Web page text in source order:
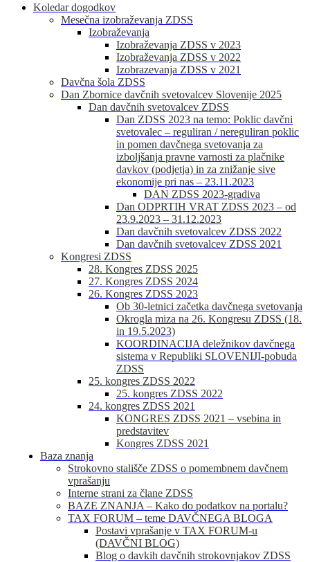
Koledar dogodkov
Mesečna izobraževanja ZDSS
Izobraževanja
Izobraževanja ZDSS v 2023
Izobraževanja ZDSS v 2022
Izobrazevanja ZDSS v 2021
Davčna šola ZDSS
Dan Zbornice davčnih svetovalcev Slovenije 2025
Dan davčnih svetovalcev ZDSS
Dan ZDSS 2023 na temo: Poklic davčni
svetovalec – reguliran / nereguliran poklic
in pomen davčnega svetovanja za
izboljšanja pravne varnosti za plačnike
davkov (podjetja) in za znižanje sive
ekonomije pri nas – 23.11.2023
DAN ZDSS 2023-gradiva
Dan ODPRTIH VRAT ZDSS 2023 – od
23.9.2023 – 31.12.2023
Dan davčnih svetovalcev ZDSS 2022
Dan davčnih svetovalcev ZDSS 2021
Kongresi ZDSS
28. Kongres ZDSS 2025
27. Kongres ZDSS 2024
26. Kongres ZDSS 2023
Ob 30-letnici začetka davčnega svetovanja
Okrogla miza na 26. Kongresu ZDSS (18.
in 19.5.2023)
KOORDINACIJA deležnikov davčnega
sistema v Republiki SLOVENIJI-pobuda
ZDSS
25. kongres ZDSS 2022
25. kongres ZDSS 2022
24. kongres ZDSS 2021
KONGRES ZDSS 2021 – vsebina in
predstavitev
Kongres ZDSS 2021
Baza znanja
Strokovno stališče ZDSS o pomembnem davčnem
vprašanju
Interne strani za člane ZDSS
BAZE ZNANJA – Kako do podatkov na portalu?
TAX FORUM – teme DAVČNEGA BLOGA
Postavi vprašanje v TAX FORUM-u
(DAVČNI BLOG)
Blog o davkih davčnih strokovnjakov ZDSS